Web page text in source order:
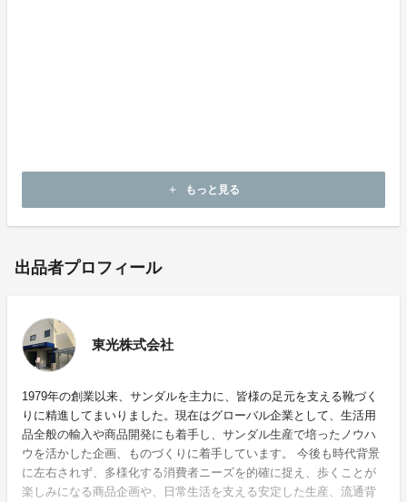
TEL 03-6903-1636 / FAX 03-6903-1637
add もっと見る
出品者プロフィール
東光株式会社
1979年の創業以来、サンダルを主力に、皆様の足元を支える靴づく
りに精進してまいりました。現在はグローバル企業として、生活用
品全般の輸入や商品開発にも着手し、サンダル生産で培ったノウハ
ウを活かした企画、ものづくりに着手しています。 今後も時代背景
に左右されず、多様化する消費者ニーズを的確に捉え、歩くことが
楽しみになる商品企画や、日常生活を支える安定した生産、流通背